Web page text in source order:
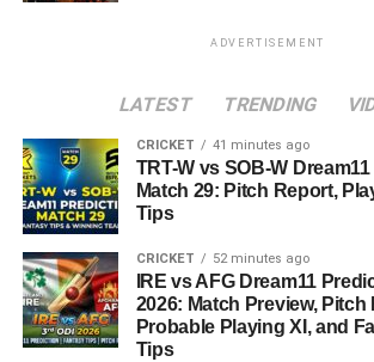
ADVERTISEMENT
LATEST TRENDING
CRICKET 41 minutes ago
TRT-W vs SOB-W
Match 29: Pitch Report,
Tips
CRICKET 52 minutes ago
IRE vs AFG Dream11
2026: Match Preview, Pitch
Probable Playing XI, and
Tips